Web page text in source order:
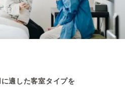
適した客室タイプを